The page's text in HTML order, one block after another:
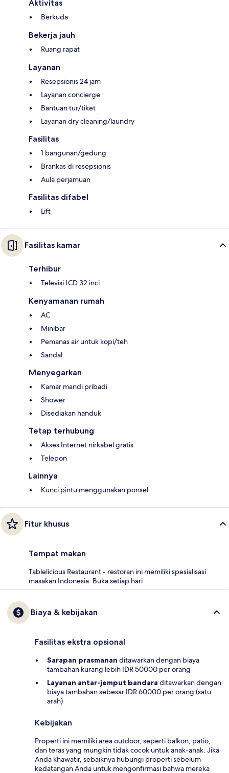
Aktivitas
Berkuda
Bekerja jauh
Ruang rapat
Layanan
Resepsionis 24 jam
Layanan concierge
Bantuan tur/tiket
Layanan dry cleaning/laundry
Fasilitas
1 bangunan/gedung
Brankas di resepsionis
Aula perjamuan
Fasilitas difabel
Lift
Fasilitas kamar
Terhibur
Televisi LCD 32 inci
Kenyamanan rumah
AC
Minibar
Pemanas air untuk kopi/teh
Sandal
Menyegarkan
Kamar mandi pribadi
Shower
Disediakan handuk
Tetap terhubung
Akses Internet nirkabel gratis
Telepon
Lainnya
Kunci pintu menggunakan ponsel
Fitur khusus
Tempat makan
Tablelicious Restaurant - restoran ini memiliki spesialisasi
masakan Indonesia. Buka setiap hari
Biaya & kebijakan
Fasilitas ekstra opsional
Sarapan prasmanan ditawarkan dengan biaya
tambahan kurang lebih IDR 50000 per orang
Layanan antar-jemput bandara ditawarkan dengan
biaya tambahan sebesar IDR 60000 per orang (satu
arah)
Kebijakan
Properti ini memiliki area outdoor, seperti balkon, patio,
dan teras yang mungkin tidak cocok untuk anak-anak. Jika
Anda khawatir, sebaiknya hubungi properti sebelum
kedatangan Anda untuk mengonfirmasi bahwa mereka